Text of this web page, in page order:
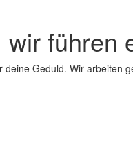
führen
deine Geduld. Wir arbeiten